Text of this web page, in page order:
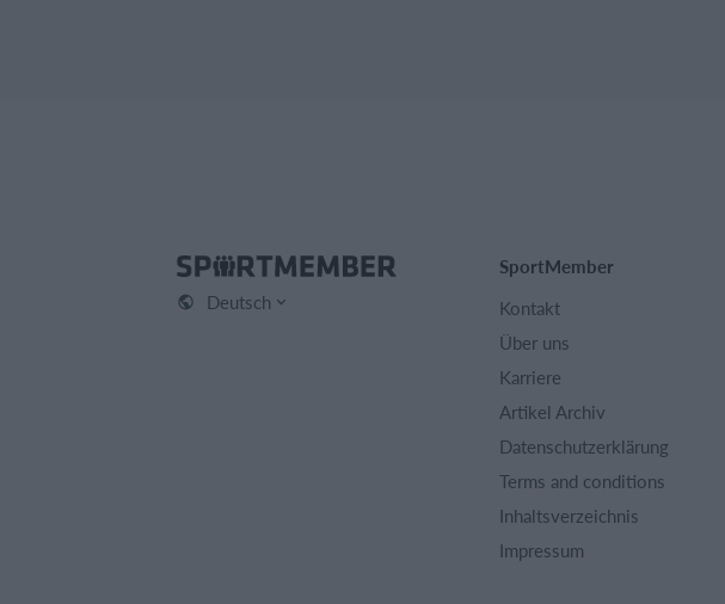
Deutsch
SportMember
Kontakt
Über uns
Karriere
Artikel Archiv
Datenschutzerklärung
Terms and conditions
Inhaltsverzeichnis
Impressum